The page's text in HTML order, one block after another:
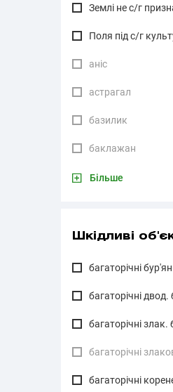
Землі не с/г
Поля під с/г
аніс
астрагал
базилик
баклажан
Більше
Шкідливі
багаторічні
багаторічні двод.
багаторічні злак.
багаторічні
багаторічні